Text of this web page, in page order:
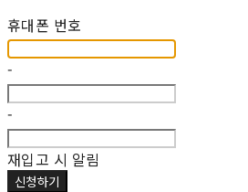
휴대폰 번호
-
-
재입고 시 알림
신청하기